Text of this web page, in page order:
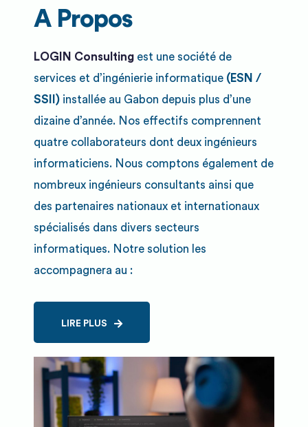
A Propos
LOGIN Consulting est une société de
services et d’ingénierie informatique (ESN /
SSII) installée au Gabon depuis plus d’une
dizaine d’année. Nos effectifs comprennent
quatre collaborateurs dont deux ingénieurs
informaticiens. Nous comptons également de
nombreux ingénieurs consultants ainsi que
des partenaires nationaux et internationaux
spécialisés dans divers secteurs
informatiques. Notre solution les
accompagnera au :
LIRE PLUS